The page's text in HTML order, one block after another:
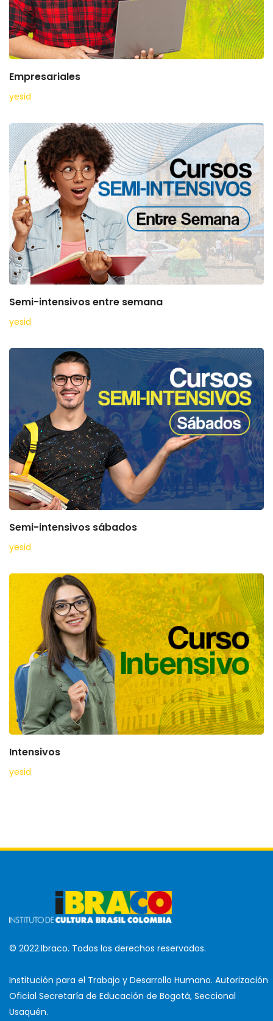
Empresariales
yesid
Semi-intensivos entre semana
yesid
Semi-intensivos sábados
yesid
Intensivos
yesid
© 2022.Ibraco. Todos los derechos reservados.
Institución para el Trabajo y Desarrollo Humano. Autorización
Oficial Secretaría de Educación de Bogotá, Seccional
Usaquén.